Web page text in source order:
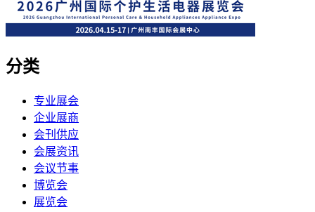
分类
专业展会
企业展商
会刊供应
会展资讯
会议节事
博览会
展览会